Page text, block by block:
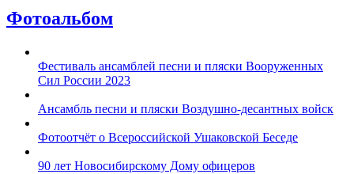
Фотоальбом
Фестиваль ансамблей песни и пляски Вооруженных
Сил России 2023
Ансамбль песни и пляски Воздушно-десантных войск
Фотоотчёт о Всероссийской Ушаковской Беседе
90 лет Новосибирскому Дому офицеров